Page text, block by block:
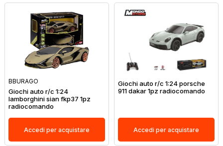
BBURAGO
Giochi auto r/c 1:24
lamborghini sian fkp37 1pz
radiocomando
Accedi per acquistare
Giochi auto r/c 1:24 porsche
911 dakar 1pz radiocomando
Accedi per acquistare